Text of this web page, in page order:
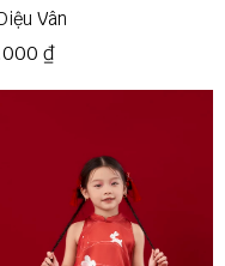
Vân
₫